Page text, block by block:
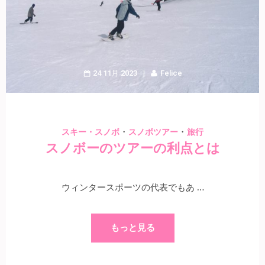
24 11月 2023 Felice
スキー・スノボ ・ スノボツアー ・ 旅行
スノボーのツアーの利点とは
ウィンタースポーツの代表でもあ …
もっと見る